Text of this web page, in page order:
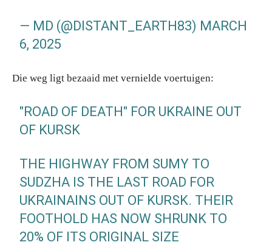
— MD (@DISTANT_EARTH83) MARCH
6, 2025
Die weg ligt bezaaid met vernielde voertuigen:
"ROAD OF DEATH" FOR UKRAINE OUT
OF KURSK
THE HIGHWAY FROM SUMY TO
SUDZHA IS THE LAST ROAD FOR
UKRAINAINS OUT OF KURSK. THEIR
FOOTHOLD HAS NOW SHRUNK TO
20% OF ITS ORIGINAL SIZE